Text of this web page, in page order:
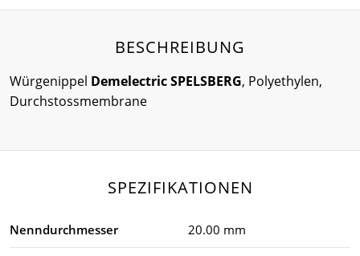
BESCHREIBUNG
Würgenippel Demelectric SPELSBERG, Polyethylen,
Durchstossmembrane
SPEZIFIKATIONEN
Nenndurchmesser 20.00 mm